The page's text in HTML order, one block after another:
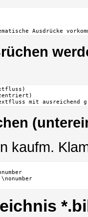
Ausdrücke
mit ausreichend
kaufm.